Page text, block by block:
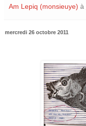
Am Lepiq (monsieuye) à
mercredi 26 octobre 2011